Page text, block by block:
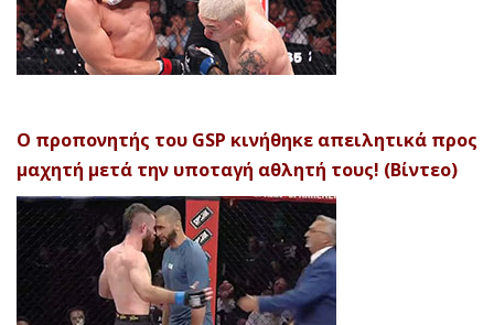
Ο προπονητής του GSP κινήθηκε απειλητικά προς
μαχητή μετά την υποταγή αθλητή τους! (Βίντεο)